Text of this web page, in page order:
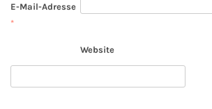
E-Mail-Adresse
*
Website